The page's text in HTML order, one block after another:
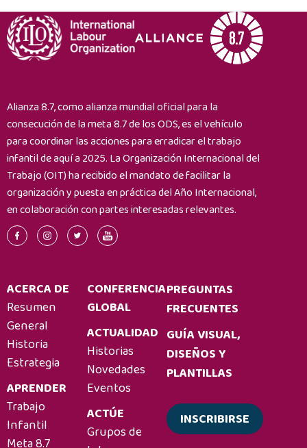
Alianza 8.7, como alianza mundial oficial para la
consecución de la meta 8.7 de los ODS, es el vehículo
para coordinar las acciones para erradicar el trabajo
infantil de aquí a 2025. La Organización Internacional del
Trabajo (OIT) ha recibido el mandato de facilitar la
organización y puesta en práctica del Año Internacional,
en colaboración con partes interesadas relevantes.
ACERCA DE
Resumen
General
Historia
Estrategia
APRENDER
Trabajo
Infantil
Meta 8.7
CONFERENCIA
GLOBAL
ACTUALIDAD
Historias
Novedades
Eventos
ACTÚE
Grupos de
PREGUNTAS
FRECUENTES
GUÍA VISUAL,
DISEÑOS Y
PLANTILLAS
INSCRIBIRSE